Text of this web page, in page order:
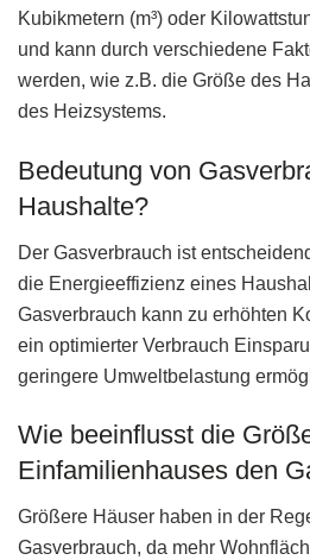
Kubikmetern (m³) oder
und kann durch verschiedene
werden, wie z.B. die Größe des
des Heizsystems.
Bedeutung von
Haushalte?
Der Gasverbrauch ist
die Energieeffizienz eines
Gasverbrauch kann zu erhöhten
ein optimierter Verbrauch
geringere Umweltbelastung
Wie beeinflusst die
Einfamilienhauses den
Größere Häuser haben in der
Gasverbrauch, da mehr